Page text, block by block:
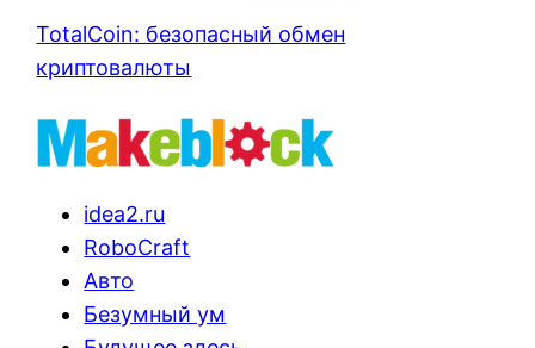
TotalCoin: безопасный обмен
криптовалюты
idea2.ru
RoboCraft
Авто
Безумный ум